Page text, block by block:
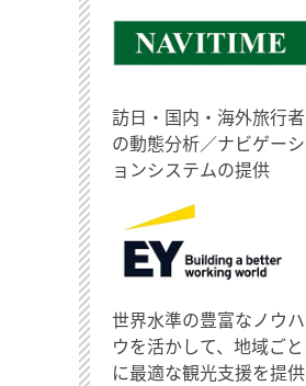
訪日・国内・海外旅行者
の動態分析／ナビゲーシ
ョンシステムの提供
世界水準の豊富なノウハ
ウを活かして、地域ごと
に最適な観光支援を提供